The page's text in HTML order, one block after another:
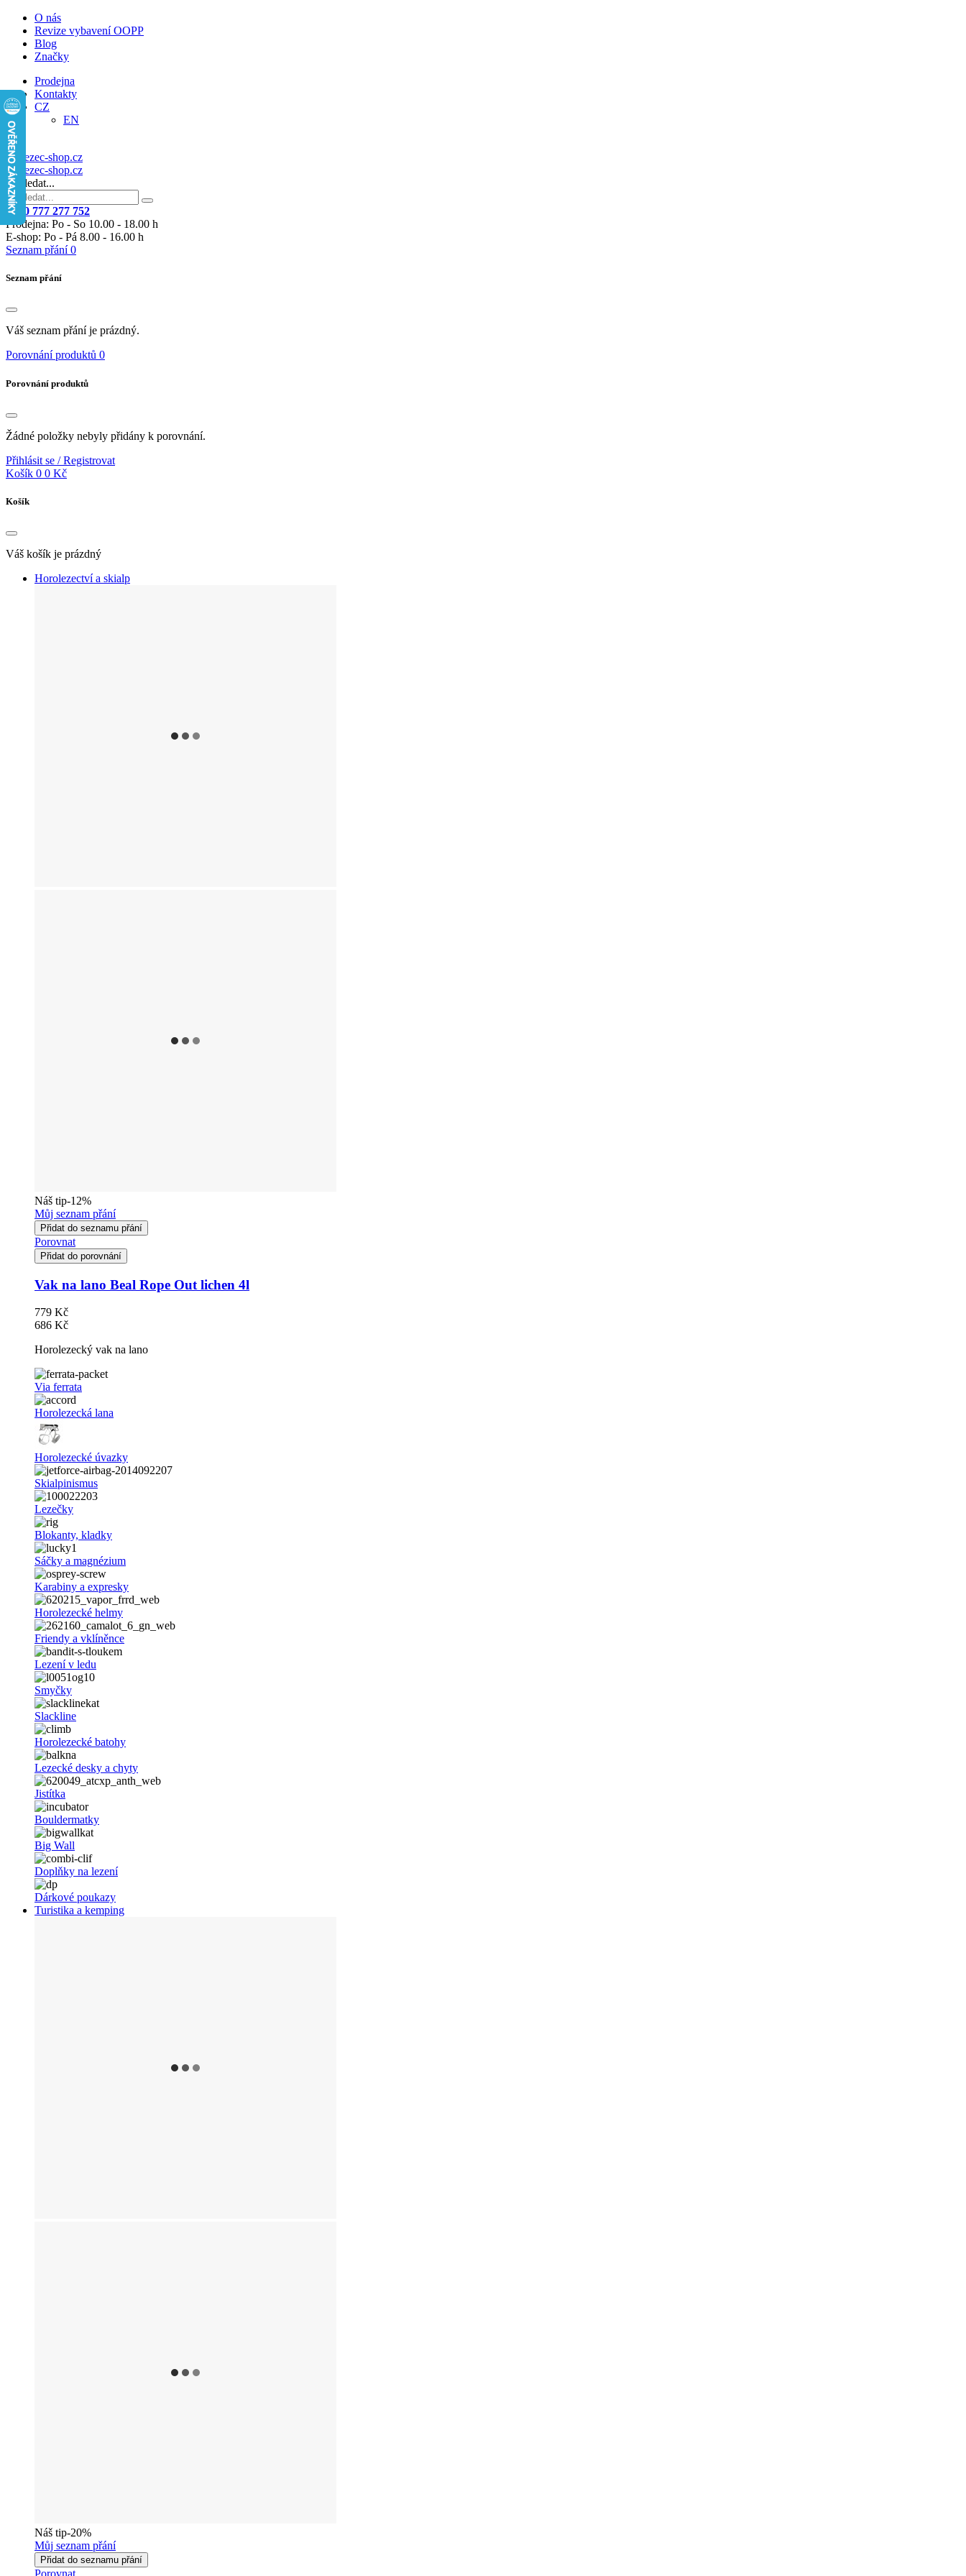
O nás
Revize vybavení OOPP
Blog
Značky
Prodejna
Kontakty
CZ
EN
Vyhledat...
+420 777 277 752
Prodejna: Po - So 10.00 - 18.00 h
E-shop: Po - Pá 8.00 - 16.00 h
Seznam přání 0
Seznam přání
Váš seznam přání je prázdný.
Porovnání produktů 0
Porovnání produktů
Žádné položky nebyly přidány k porovnání.
Přihlásit se / Registrovat
Košík 0 0 Kč
Košík
Váš košík je prázdný
Horolezectví a skialp
Náš tip-12%
Můj seznam přání
Přidat do seznamu přání
Porovnat
Přidat do porovnání
Vak na lano Beal Rope Out lichen 4l
779 Kč
686 Kč
Horolezecký vak na lano
Via ferrata
Horolezecká lana
Horolezecké úvazky
Skialpinismus
Lezečky
Blokanty, kladky
Sáčky a magnézium
Karabiny a expresky
Horolezecké helmy
Friendy a vklíněnce
Lezení v ledu
Smyčky
Slackline
Horolezecké batohy
Lezecké desky a chyty
Jistítka
Bouldermatky
Big Wall
Doplňky na lezení
Dárkové poukazy
Turistika a kemping
Náš tip-20%
Můj seznam přání
Přidat do seznamu přání